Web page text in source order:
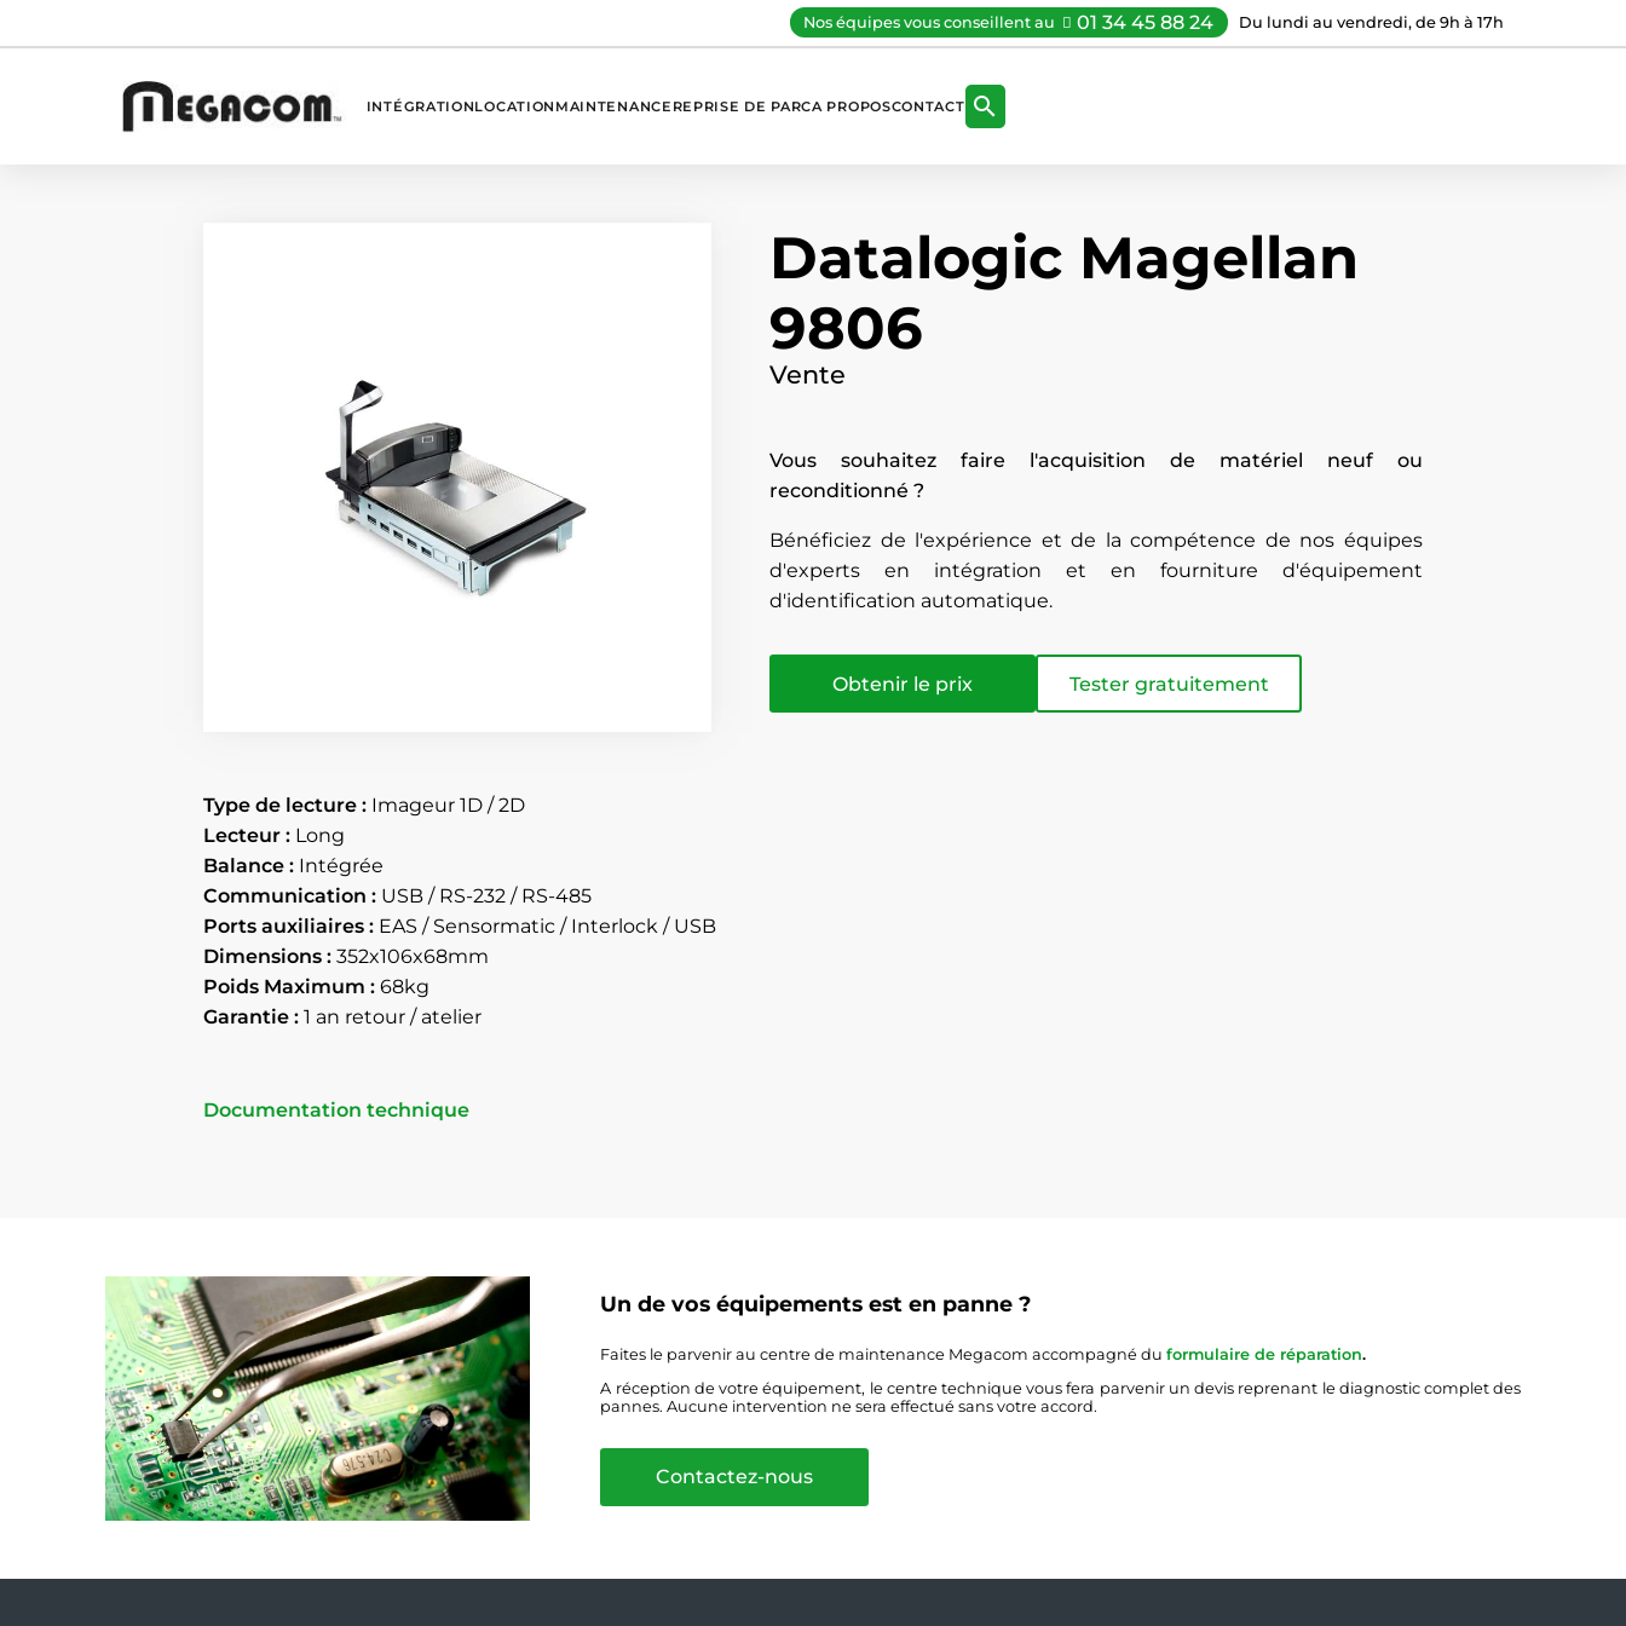
Nos équipes vous conseillent au 01 34 45 88 24 Du lundi au vendredi, de 9h à 17h
INTÉGRATIONLOCATION MAINTENANCE REPRISE DE PARCA PROPOSCONTACT 
Datalogic Magellan
9806
Vente
Vous souhaitez faire l'acquisition de matériel neuf ou
reconditionné ?
Bénéficiez de l'expérience et de la compétence de nos équipes
d'experts en intégration et en fourniture d'équipement
d'identification automatique.
Obtenir le prix Tester gratuitement
Type de lecture : Imageur 1D / 2D
Lecteur : Long
Balance : Intégrée
Communication : USB / RS-232 / RS-485
Ports auxiliaires : EAS / Sensormatic / Interlock / USB
Dimensions : 352x106x68mm
Poids Maximum : 68kg
Garantie : 1 an retour / atelier
Documentation technique
Un de vos équipements est en panne ?
Faites le parvenir au centre de maintenance Megacom accompagné duformulaire de réparation.
A réception de votre équipement, le centre technique vous fera parvenir un devis reprenant le diagnostic complet des
pannes. Aucune intervention ne sera effectué sans votre accord.
Contactez-nous